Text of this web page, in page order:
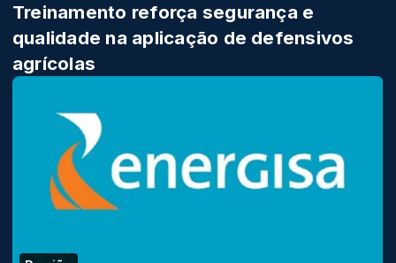
Treinamento reforça segurança e
qualidade na aplicação de defensivos
agrícolas